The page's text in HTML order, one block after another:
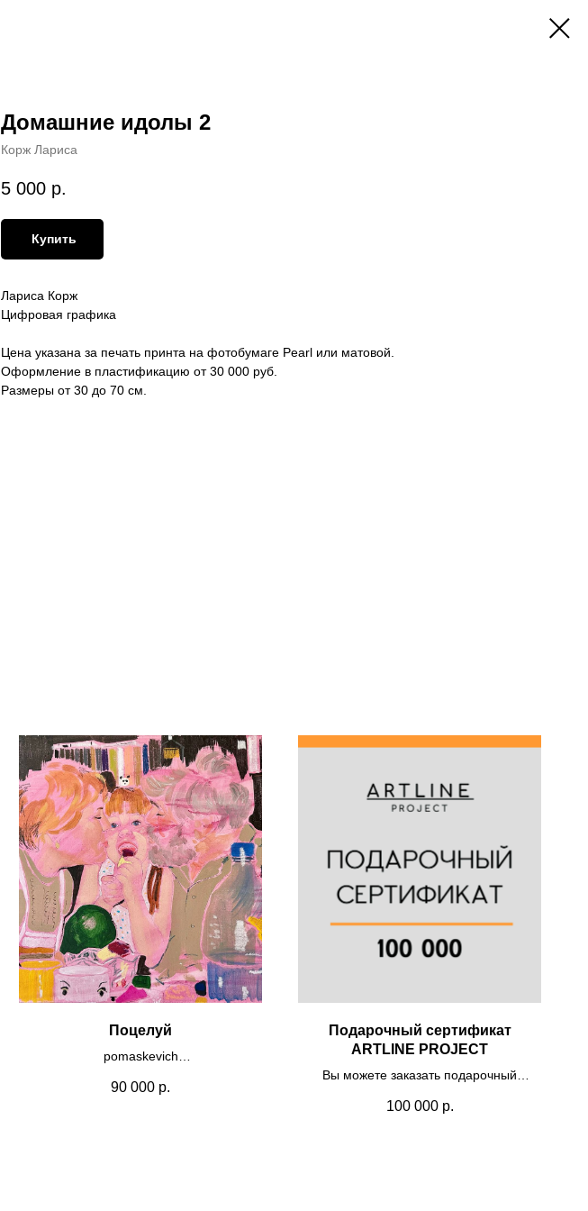
Домашние идолы 2
Корж Лариса
5 000 р.
Купить
Лариса Корж
Цифровая графика
Цена указана за печать принта на фотобумаге Pearl или матовой.
Оформление в пластификацию от 30 000 руб.
Размеры от 30 до 70 см.
Поцелуй
pomaskevich
карандаш
90 000 р.
Подарочный сертификат
ARTLINE PROJECT
Вы можете заказать подарочный
организацию мероприятий, экскурсии и
100 000 р.